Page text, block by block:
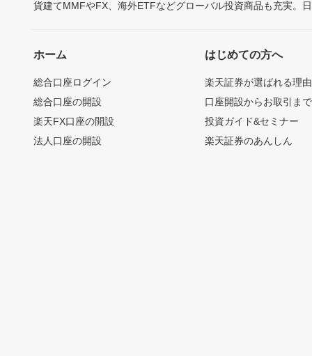
貨建てMMFやFX、海外ETFなどグローバル投資商品も充実。
ホーム
総合口座ログイン
総合口座の開設
楽天FX口座の開設
法人口座の開設
はじめての方へ
楽天証券が選ばれる理由
口座開設からお取引ま
投資ガイド&セミナー
楽天証券のあんしん